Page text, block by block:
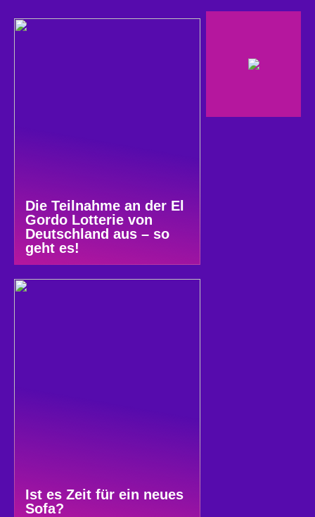
Die Teilnahme an der El
Gordo Lotterie von
Deutschland aus – so
geht es!
Ist es Zeit für ein neues
Sofa?